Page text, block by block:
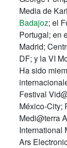
Media de
Badajoz; el
Portugal; en
Madrid;
DF; y la VI
Ha sido
Festival
México-City;
Medi@terra
International
Ars